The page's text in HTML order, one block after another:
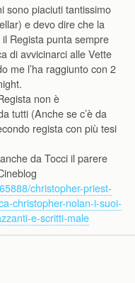
sono piaciuti tantissimo
e devo dire che la
Regista punta sempre
di avvicinarci alle Vette
me l’ha raggiunto con 2
non è
tutti (Anche se c’è da
regista con più tesi
da Tocci il parere
christopher-priest-
christopher-nolan-i-suoi-
e-scritti-male